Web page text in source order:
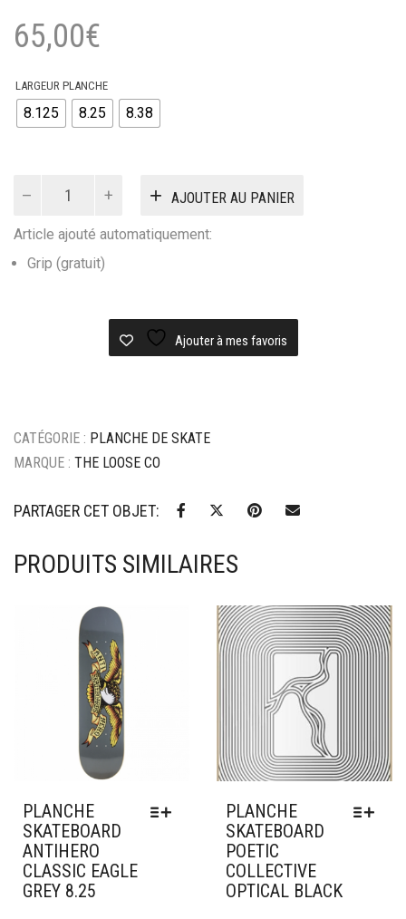
65,00€
LARGEUR PLANCHE
8.125 8.25 8.38
THE
LOOSE
AJOUTER AU PANIER
Article ajouté automatiquement:
Grip (gratuit)
Ajouter à mes favoris
CATÉGORIE : PLANCHE DE SKATE
MARQUE : THE LOOSE CO
PARTAGER CET OBJET:
PRODUITS SIMILAIRES
Ajouter à mes favoris
PLANCHE
SKATEBOARD
ANTIHERO
CLASSIC EAGLE
GREY 8.25
Ajouter à mes favoris
PLANCHE
SKATEBOARD
POETIC
COLLECTIVE
OPTICAL BLACK